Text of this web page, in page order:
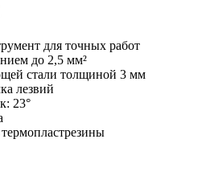
для точных работ
до 2,5 мм²
стали толщиной 3 мм
лезвий
23°